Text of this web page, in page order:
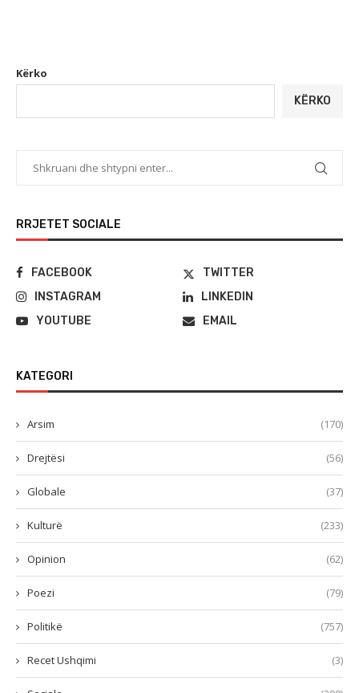
Kërko
KËRKO
RRJETET SOCIALE
FACEBOOK
TWITTER
INSTAGRAM
LINKEDIN
YOUTUBE
EMAIL
KATEGORI
Arsim (170)
Drejtësi (56)
Globale (37)
Kulturë (233)
Opinion (62)
Poezi (79)
Politikë (757)
Recet Ushqimi (3)